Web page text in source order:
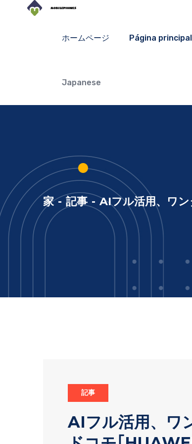
ホームページ Página principal
Japanese
家 - 記事 - AIフル活用、ワ
記事
AIフル活用、ワ